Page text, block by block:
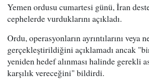
Yemen ordusu cumartesi günü, İran
cephelerde vurduklarını açıkladı.
Ordu, operasyonların ayrıntılarını veya
gerçekleştirildiğini açıklamadı ancak
yeniden hedef alınması halinde gerekli
karşılık vereceğini" bildirdi.